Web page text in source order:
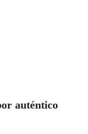
auténtico